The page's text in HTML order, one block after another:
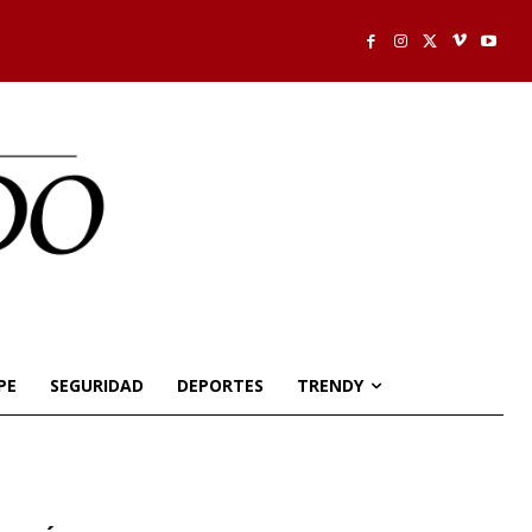
SEGURIDAD DEPORTES TRENDY